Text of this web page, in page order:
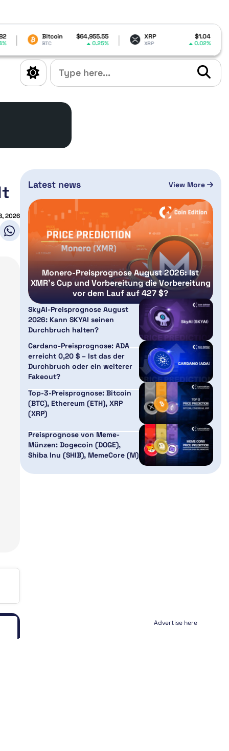
$64,955.55
0.25%
XRP $1.04
XRP 0.02%
Dogecoin
DOGE
2026
Latest news View More
Monero-Preisprognose August 2026: Ist
XMR’s Cup und Vorbereitung die Vorbereitung
vor dem Lauf auf 427 $?
SkyAI-Preisprognose August
2026: Kann SKYAI seinen
Durchbruch halten?
Cardano-Preisprognose: ADA
erreicht 0,20 $ – Ist das der
Durchbruch oder ein weiterer
Fakeout?
Top-3-Preisprognose: Bitcoin
(BTC), Ethereum (ETH), XRP
(XRP)
Preisprognose von Meme-
Münzen: Dogecoin (DOGE),
Shiba Inu (SHIB), MemeCore (M)
Advertise here